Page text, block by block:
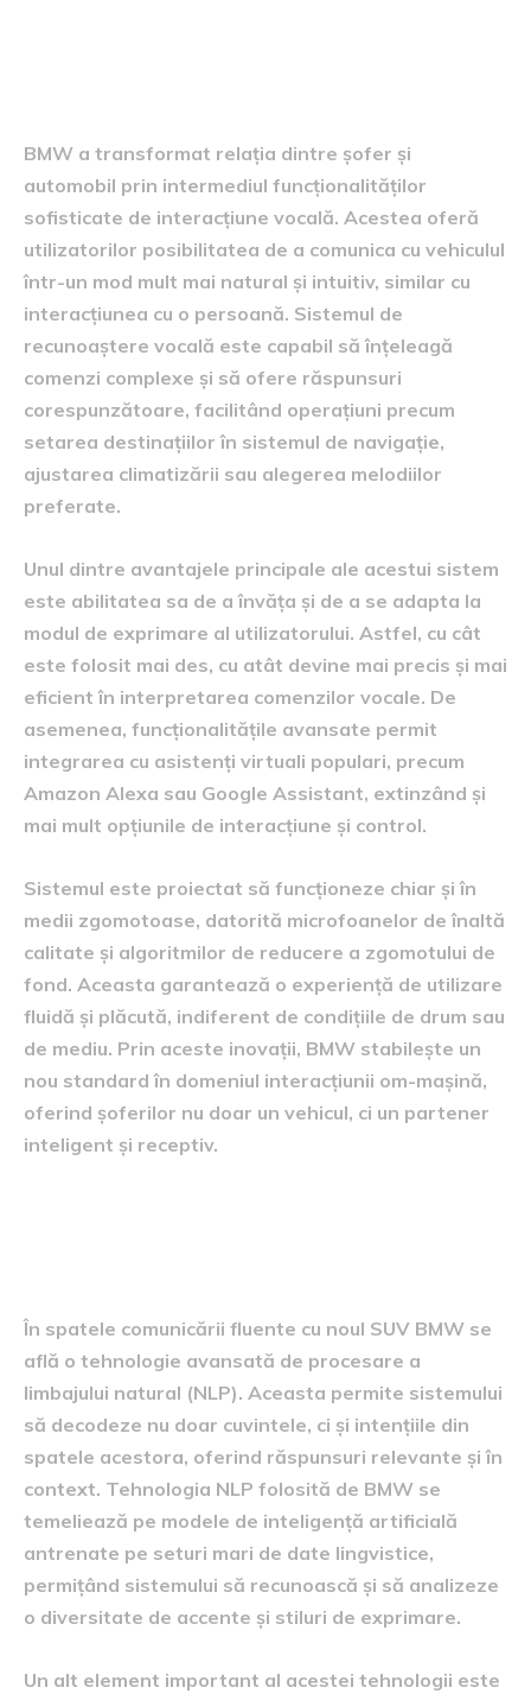
BMW a transformat relația dintre șofer și
automobil prin intermediul funcționalităților
sofisticate de interacțiune vocală. Acestea oferă
utilizatorilor posibilitatea de a comunica cu vehiculul
într-un mod mult mai natural și intuitiv, similar cu
interacțiunea cu o persoană. Sistemul de
recunoaștere vocală este capabil să înțeleagă
comenzi complexe și să ofere răspunsuri
corespunzătoare, facilitând operațiuni precum
setarea destinațiilor în sistemul de navigație,
ajustarea climatizării sau alegerea melodiilor
preferate.
Unul dintre avantajele principale ale acestui sistem
este abilitatea sa de a învăța și de a se adapta la
modul de exprimare al utilizatorului. Astfel, cu cât
este folosit mai des, cu atât devine mai precis și mai
eficient în interpretarea comenzilor vocale. De
asemenea, funcționalitățile avansate permit
integrarea cu asistenți virtuali populari, precum
Amazon Alexa sau Google Assistant, extinzând și
mai mult opțiunile de interacțiune și control.
Sistemul este proiectat să funcționeze chiar și în
medii zgomotoase, datorită microfoanelor de înaltă
calitate și algoritmilor de reducere a zgomotului de
fond. Aceasta garantează o experiență de utilizare
fluidă și plăcută, indiferent de condițiile de drum sau
de mediu. Prin aceste inovații, BMW stabilește un
nou standard în domeniul interacțiunii om-mașină,
oferind șoferilor nu doar un vehicul, ci un partener
inteligent și receptiv.
În spatele comunicării fluente cu noul SUV BMW se
află o tehnologie avansată de procesare a
limbajului natural (NLP). Aceasta permite sistemului
să decodeze nu doar cuvintele, ci și intențiile din
spatele acestora, oferind răspunsuri relevante și în
context. Tehnologia NLP folosită de BMW se
temeliează pe modele de inteligență artificială
antrenate pe seturi mari de date lingvistice,
permițând sistemului să recunoască și să analizeze
o diversitate de accente și stiluri de exprimare.
Un alt element important al acestei tehnologii este